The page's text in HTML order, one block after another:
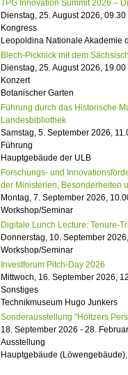
TPG Innovation Summit 2026 –
Dienstag, 25. August 2026,
Kongress
Leopoldina Nationale Akademie
Blech-Picknick mit dem
Dienstag, 25. August 2026,
Konzert
Botanischer Garten
Führung durch das Historische
Landesbibliothek
Samstag, 5. September 2026,
Führung
Hauptgebäude der ULB
Forschungs- und
der Ministerien, Besonderheiten
Montag, 7. September 2026,
Workshop/Seminar
Digitale Lunch Lecture: Tenure-
Donnerstag, 10. September
Workshop/Seminar
Investforum Pitch-Day 2026
Mittwoch, 16. September 2026,
Sonstiges
Technikmuseum Hugo Junkers
Sonderausstellung "Höltzers
18. September 2026 - 28.
Ausstellung
Hauptgebäude